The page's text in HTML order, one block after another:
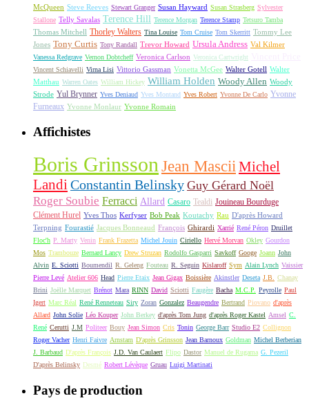
McQueen Steve Reeves Stewart Granger Susan Hayward Susan Strasberg Sylvester
Stallone Telly Savalas Terence Hill Terence Morgan Terence Stamp Tetsuro Tamba
Thomas Mitchell Thorley Walters Tina Louise Tom Cruise Tom Skerritt Tommy Lee
Jones Tony Curtis Tony Randall Trevor Howard Ursula Andress Val Kilmer
Vanessa Redgrave Vernon Dobtcheff Veronica Carlson Veronica Cartwright
Vincent Schiavelli Virna Lisi Vittorio Gassman Vonetta McGee Walter Gotell Walter
Matthau Warren Oates William Hickey William Holden Woody Allen Woody
Strode Yul Brynner Yves Deniaud Yves Montand Yves Robert Yvonne De Carlo Yvonne
Furneaux Yvonne Monlaur Yvonne Romain
Affichistes
Boris Grinsson Jean Mascii Michel
LandiConstantin Belinsky Guy Gérard Noël
Roger Soubie Ferracci Allard Casaro Tealdi Jouineau Bourduge
Clément Hurel Yves Thos Kerfyser Bob Peak Koutachy Rau D'après Howard
Terpning Fourastié Jacques Bonneaud François Ghirardi Xarrié René Péron Druillet
Floc'h P. Marty Venin Frank Frazetta Michel Jouin Ciriello Hervé Morvan Okley Gourdon
Mos Trambouze Bernard Lancy Drew Struzan Rodolfo Gasparri Savkoff Googe Joann John
Alvin E. Sciotti Boumendil R. Geleng Fouteau R. Seguin Kislaroff Sym Alain Lynch Vaissier
Pierre Levé Atelier 606 Head Pierre Etaix Jean Gigax Boissière Akinstler Deseta J.B.
Chanay
Brini Joëlle Marquet Brénot Mara RINN David Sciotti Faugère Bacha M.C.P. Peyrolle Paul
Igert Marc Réal René Renneteau Siry Zoran Gonzalez Beaugendre Bertrand Piovano d'après
Allard John Solie Léo Kouper John Berkey d'après Tom Jung d'après Roger Kastel Amsel C.
René Cerutti J.M Politeer Bouy Jean Simon Cris Tonin George Barr Studio E2 Collignon
Roger Vacher Henri Faivre Arnstam D'après Grinsson Jean Barnoux Goldman Michel Berberian
J. Barbaud D'après François J.D. Van Caulaert Flipo Dastor Manuel de Rugama G. Pezeril
D'après Belinsky Desmé Robert Lévèque Gruau Luigi Martinati
Pays de production